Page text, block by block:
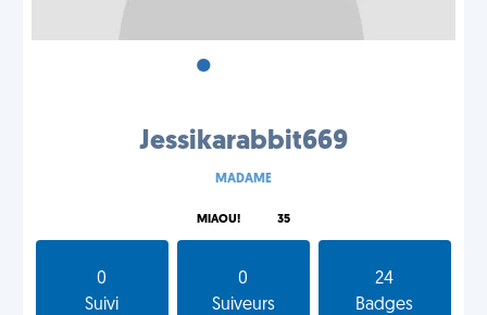
•
Jessikarabbit669
MADAME
MIAOU! 35
0
Suivi
0
Suiveurs
24
Badges